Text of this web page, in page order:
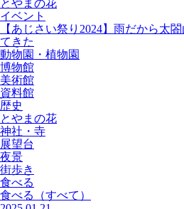
とやまの花
イベント
【あじさい祭り2024】雨だから太
てきた
動物園・植物園
博物館
美術館
資料館
歴史
とやまの花
神社・寺
展望台
夜景
街歩き
食べる
食べる
（すべて）